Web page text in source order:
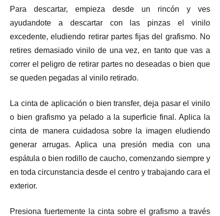
Para descartar, empieza desde un rincón y ves
ayudandote a descartar con las pinzas el vinilo
excedente, eludiendo retirar partes fijas del grafismo. No
retires demasiado vinilo de una vez, en tanto que vas a
correr el peligro de retirar partes no deseadas o bien que
se queden pegadas al vinilo retirado.
La cinta de aplicación o bien transfer, deja pasar el vinilo
o bien grafismo ya pelado a la superficie final. Aplica la
cinta de manera cuidadosa sobre la imagen eludiendo
generar arrugas. Aplica una presión media con una
espátula o bien rodillo de caucho, comenzando siempre y
en toda circunstancia desde el centro y trabajando cara el
exterior.
Presiona fuertemente la cinta sobre el grafismo a través